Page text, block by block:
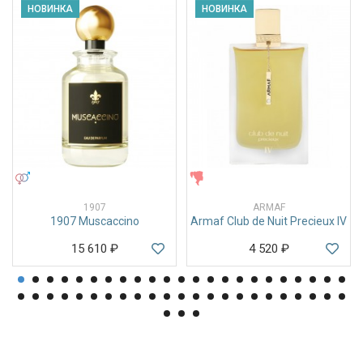
НОВИНКА
1907
1907 Muscaccino
15 610 ₽
НОВИНКА
ARMAF
Armaf Club de Nuit Precieux IV
4 520 ₽